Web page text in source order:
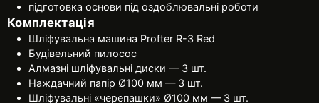
підготовка основи під оздоблювальні роботи
Комплектація
Шліфувальна машина Profter R-3 Red
Будівельний пилосос
Алмазні шліфувальні диски — 3 шт.
Наждачний папір Ø100 мм — 3 шт.
Шліфувальні «черепашки» Ø100 мм — 3 шт.